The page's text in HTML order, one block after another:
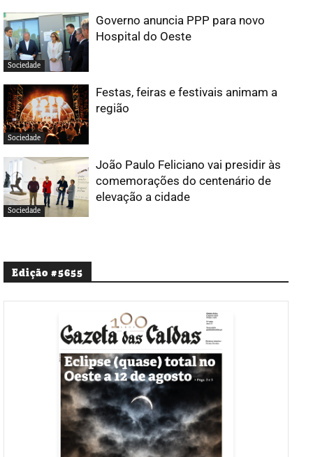
Sociedade
Governo anuncia PPP para novo
Hospital do Oeste
Sociedade
Festas, feiras e festivais animam a
região
Sociedade
João Paulo Feliciano vai presidir às
comemorações do centenário de
elevação a cidade
Edição #5655